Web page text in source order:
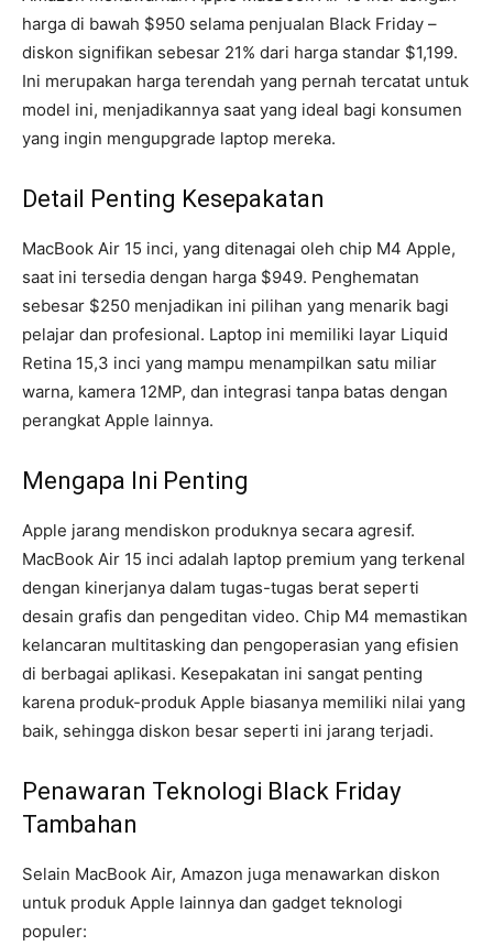
harga di bawah $950 selama penjualan Black Friday –
diskon signifikan sebesar 21% dari harga standar $1,199.
Ini merupakan harga terendah yang pernah tercatat untuk
model ini, menjadikannya saat yang ideal bagi konsumen
yang ingin mengupgrade laptop mereka.
Detail Penting Kesepakatan
MacBook Air 15 inci, yang ditenagai oleh chip M4 Apple,
saat ini tersedia dengan harga $949. Penghematan
sebesar $250 menjadikan ini pilihan yang menarik bagi
pelajar dan profesional. Laptop ini memiliki layar Liquid
Retina 15,3 inci yang mampu menampilkan satu miliar
warna, kamera 12MP, dan integrasi tanpa batas dengan
perangkat Apple lainnya.
Mengapa Ini Penting
Apple jarang mendiskon produknya secara agresif.
MacBook Air 15 inci adalah laptop premium yang terkenal
dengan kinerjanya dalam tugas-tugas berat seperti
desain grafis dan pengeditan video. Chip M4 memastikan
kelancaran multitasking dan pengoperasian yang efisien
di berbagai aplikasi. Kesepakatan ini sangat penting
karena produk-produk Apple biasanya memiliki nilai yang
baik, sehingga diskon besar seperti ini jarang terjadi.
Penawaran Teknologi Black Friday
Tambahan
Selain MacBook Air, Amazon juga menawarkan diskon
untuk produk Apple lainnya dan gadget teknologi
populer: